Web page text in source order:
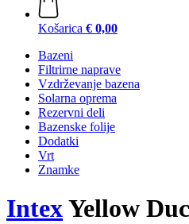
Košarica € 0,00
Bazeni
Filtrirne naprave
Vzdrževanje bazena
Solarna oprema
Rezervni deli
Bazenske folije
Dodatki
Vrt
Znamke
IntexYellow